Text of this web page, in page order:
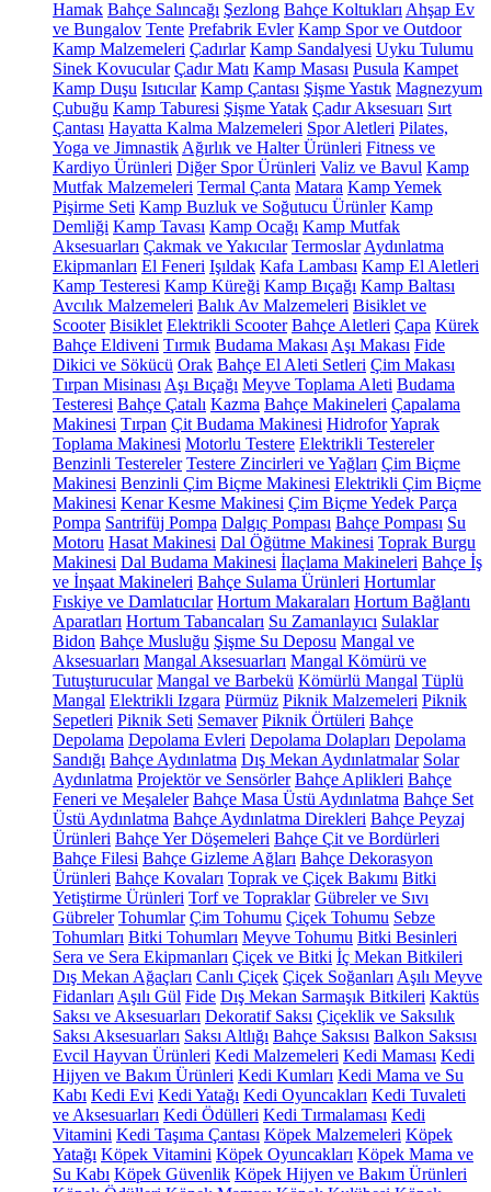
Hamak Bahçe Salıncağı Şezlong Bahçe Koltukları Ahşap Ev
ve Bungalov Tente Prefabrik Evler Kamp Spor ve Outdoor
Kamp Malzemeleri Çadırlar Kamp Sandalyesi Uyku Tulumu
Sinek Kovucular Çadır Matı Kamp Masası Pusula Kampet
Kamp Duşu Isıtıcılar Kamp Çantası Şişme Yastık Magnezyum
Çubuğu Kamp Taburesi Şişme Yatak Çadır Aksesuarı Sırt
Çantası Hayatta Kalma Malzemeleri Spor Aletleri Pilates,
Yoga ve Jimnastik Ağırlık ve Halter Ürünleri Fitness ve
Kardiyo Ürünleri Diğer Spor Ürünleri Valiz ve Bavul Kamp
Mutfak Malzemeleri Termal Çanta Matara Kamp Yemek
Pişirme Seti Kamp Buzluk ve Soğutucu Ürünler Kamp
Demliği Kamp Tavası Kamp Ocağı Kamp Mutfak
Aksesuarları Çakmak ve Yakıcılar Termoslar Aydınlatma
Ekipmanları El Feneri Işıldak Kafa Lambası Kamp El Aletleri
Kamp Testeresi Kamp Küreği Kamp Bıçağı Kamp Baltası
Avcılık Malzemeleri Balık Av Malzemeleri Bisiklet ve
Scooter Bisiklet Elektrikli Scooter Bahçe Aletleri Çapa Kürek
Bahçe Eldiveni Tırmık Budama Makası Aşı Makası Fide
Dikici ve Sökücü Orak Bahçe El Aleti Setleri Çim Makası
Tırpan Misinası Aşı Bıçağı Meyve Toplama Aleti Budama
Testeresi Bahçe Çatalı Kazma Bahçe Makineleri Çapalama
Makinesi Tırpan Çit Budama Makinesi HidroforYaprak
Toplama Makinesi Motorlu Testere Elektrikli Testereler
Benzinli Testereler Testere Zincirleri ve Yağları Çim Biçme
Makinesi Benzinli Çim Biçme Makinesi Elektrikli Çim Biçme
Makinesi Kenar Kesme Makinesi Çim Biçme Yedek Parça
Pompa Santrifüj Pompa Dalgıç Pompası Bahçe Pompası Su
Motoru Hasat Makinesi Dal Öğütme Makinesi Toprak Burgu
Makinesi Dal Budama Makinesi İlaçlama Makineleri Bahçe İş
ve İnşaat Makineleri Bahçe Sulama Ürünleri Hortumlar
Fıskiye ve Damlatıcılar Hortum Makaraları Hortum Bağlantı
Aparatları Hortum Tabancaları Su Zamanlayıcı Sulaklar
Bidon Bahçe Musluğu Şişme Su Deposu Mangal ve
Aksesuarları Mangal Aksesuarları Mangal Kömürü ve
Tutuşturucular Mangal ve Barbekü Kömürlü Mangal Tüplü
Mangal Elektrikli Izgara Pürmüz Piknik Malzemeleri Piknik
Sepetleri Piknik Seti Semaver Piknik Örtüleri Bahçe
Depolama Depolama Evleri Depolama Dolapları Depolama
Sandığı Bahçe Aydınlatma Dış Mekan Aydınlatmalar Solar
Aydınlatma Projektör ve Sensörler Bahçe Aplikleri Bahçe
Feneri ve Meşaleler Bahçe Masa Üstü Aydınlatma Bahçe Set
Üstü Aydınlatma Bahçe Aydınlatma Direkleri Bahçe Peyzaj
Ürünleri Bahçe Yer Döşemeleri Bahçe Çit ve Bordürleri
Bahçe Filesi Bahçe Gizleme Ağları Bahçe Dekorasyon
Ürünleri Bahçe Kovaları Toprak ve Çiçek Bakımı Bitki
Yetiştirme Ürünleri Torf ve Topraklar Gübreler ve Sıvı
Gübreler Tohumlar Çim Tohumu Çiçek Tohumu Sebze
Tohumları Bitki Tohumları Meyve Tohumu Bitki Besinleri
Sera ve Sera Ekipmanları Çiçek ve Bitki İç Mekan Bitkileri
Dış Mekan Ağaçları Canlı Çiçek Çiçek Soğanları Aşılı Meyve
Fidanları Aşılı Gül Fide Dış Mekan Sarmaşık Bitkileri Kaktüs
Saksı ve Aksesuarları Dekoratif Saksı Çiçeklik ve Saksılık
Saksı Aksesuarları Saksı Altlığı Bahçe Saksısı Balkon Saksısı
Evcil Hayvan Ürünleri Kedi Malzemeleri Kedi Maması Kedi
Hijyen ve Bakım Ürünleri Kedi Kumları Kedi Mama ve Su
Kabı Kedi Evi Kedi Yatağı Kedi Oyuncakları Kedi Tuvaleti
ve Aksesuarları Kedi Ödülleri Kedi Tırmalaması Kedi
Vitamini Kedi Taşıma Çantası Köpek Malzemeleri Köpek
Yatağı Köpek Vitamini Köpek Oyuncakları Köpek Mama ve
Su Kabı Köpek Güvenlik Köpek Hijyen ve Bakım Ürünleri